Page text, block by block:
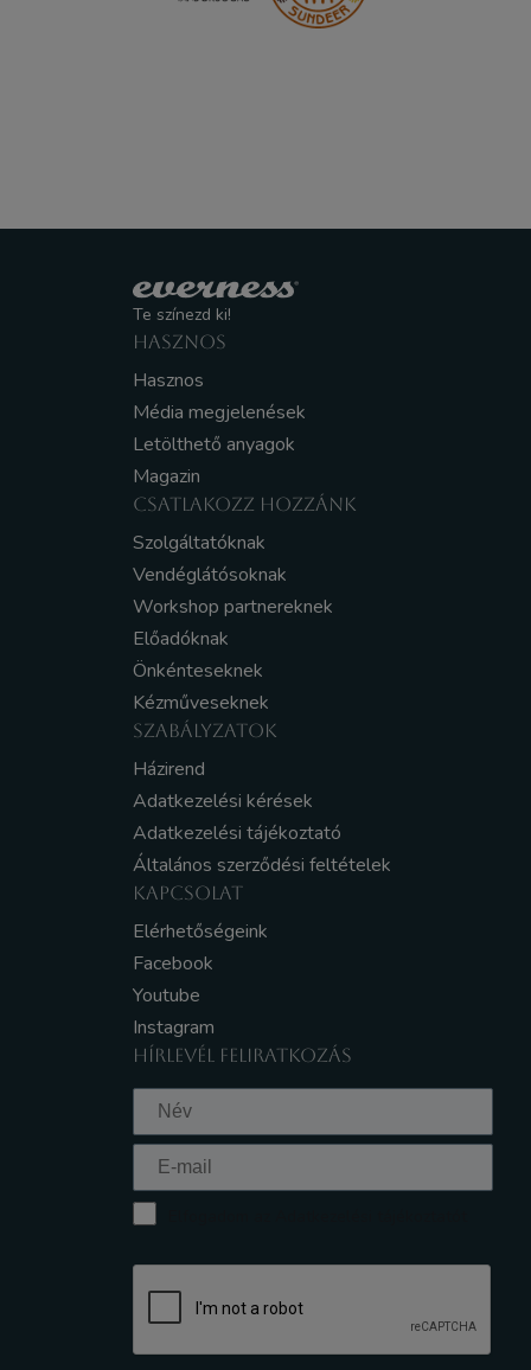
Te színezd ki!
HASZNOS
Hasznos
Média megjelenések
Letölthető anyagok
Magazin
CSATLAKOZZ HOZZÁNK
Szolgáltatóknak
Vendéglátósoknak
Workshop partnereknek
Előadóknak
Önkénteseknek
Kézműveseknek
SZABÁLYZATOK
Házirend
Adatkezelési kérések
Adatkezelési tájékoztató
Általános szerződési feltételek
KAPCSOLAT
Elérhetőségeink
Facebook
Youtube
Instagram
HÍRLEVÉL FELIRATKOZÁS